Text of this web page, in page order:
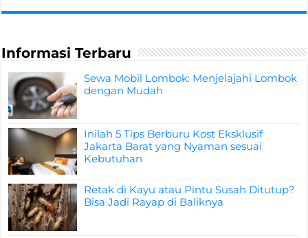
Informasi Terbaru
Sewa Mobil Lombok: Menjelajahi Lombok
dengan Mudah
Inilah 5 Tips Berburu Kost Eksklusif
Jakarta Barat yang Nyaman sesuai
Kebutuhan
Retak di Kayu atau Pintu Susah Ditutup?
Bisa Jadi Rayap di Baliknya